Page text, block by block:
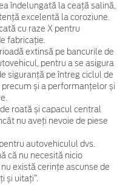
îndelungată la ceață salină,
excelentă la coroziune.
cu raze X pentru
fabricație.
extinsă pe bancurile de
pentru a se asigura
siguranță pe întreg ciclul de
și a performanțelor și
roată și capacul central
nu aveți nevoie de piese
autovehiculul dvs.
că nu necesită nicio
există cerințe ascunse de
și uitați”.